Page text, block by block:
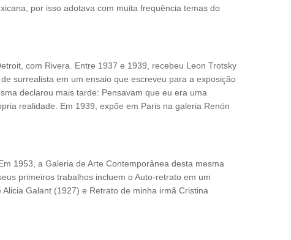
por isso adotava com muita frequência temas do
com Rivera. Entre 1937 e 1939, recebeu Leon Trotsky
surrealista em um ensaio que escreveu para a exposição
declarou mais tarde: Pensavam que eu era uma
realidade. Em 1939, expõe em Paris na galeria Renón
1953, a Galeria de Arte Contemporânea desta mesma
primeiros trabalhos incluem o Auto-retrato em um
Galant (1927) e Retrato de minha irmã Cristina